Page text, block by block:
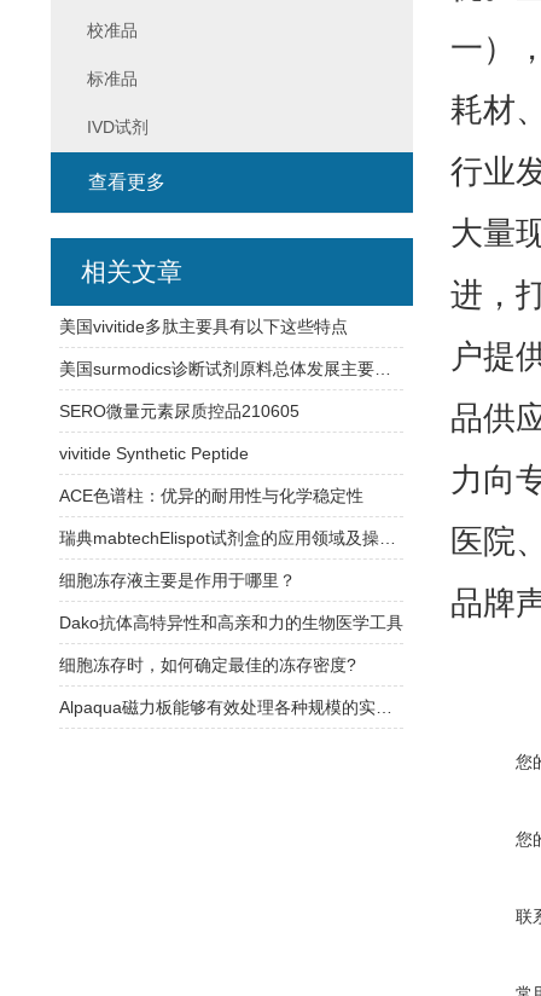
一）
耗材
行业
大量
进，
户提
品供
力向
医院
品牌
您
您
联
校准品
标准品
IVD试剂
查看更多
相关文章
美国vivitide多肽主要具有以下这些特点
SERO微量元素尿质控品210605
vivitide Synthetic Peptide
ACE色谱柱：优异的耐用性与化学稳定性
细胞冻存液主要是作用于哪里？
Dako抗体高特异性和高亲和力的生物医学工具
细胞冻存时，如何确定最佳的冻存密度?